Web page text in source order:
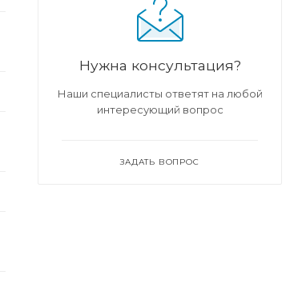
Нужна консультация?
Наши специалисты ответят на любой
интересующий вопрос
ЗАДАТЬ ВОПРОС